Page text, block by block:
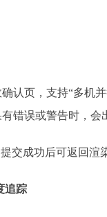
认页，支持“多机
错误或警告时，会
交成功后可返回渲
追踪